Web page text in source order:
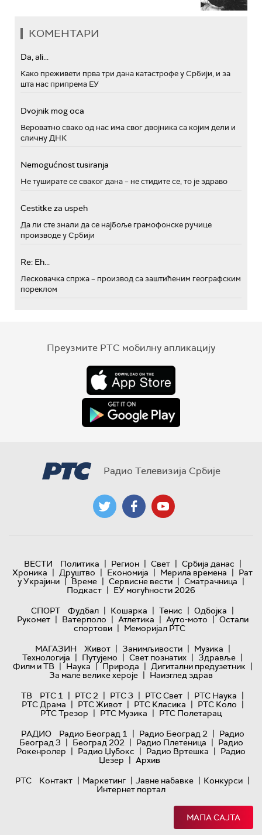
КОМЕНТАРИ
Da, ali...
Како преживети прва три дана катастрофе у Србији, и за
шта нас припрема ЕУ
Dvojnik mog oca
Вероватно свако од нас има свог двојника са којим дели и
сличну ДНК
Nemogućnost tusiranja
Не туширате се сваког дана – не стидите се, то је здраво
Cestitke za uspeh
Да ли сте знали да се најбоље грамофонске ручице
производе у Србији
Re: Eh...
Лесковачка спржа – производ са заштићеним географским
пореклом
Преузмите РТС мобилну апликацију
Радио Телевизија Србије
ВЕСТИ Политика | Регион | Свет | Србија данас |
Хроника | Друштво | Економија | Мерила времена | Рат
у Украјини | Време | Сервисне вести | Сматрачница |
Подкаст | ЕУ могућности 2026
СПОРТ
Фудбал | Кошарка | Тенис | Одбојка |
Рукомет | Ватерполо | Атлетика | Ауто-мото | Остали
спортови | Меморијал РТС
МАГАЗИН
Живот | Занимљивости | Музика |
Технологијa | Путујемо | Свет познатих | Здравље |
Филм и ТВ | Наука | Природа | Дигитални предузетник |
За мале велике хероје | Наизглед здрав
ТВ
РТС 1 | РТС 2 | РТС 3 | РТС Свет | РТС Наука |
РТС Драма | РТС Живот | РТС Класика | РТС Коло |
РТС Трезор | РТС Музика | РТС Полетарац
РАДИО
Радио Београд 1 | Радио Београд 2 | Радио
Београд 3 | Београд 202 | Радио Плетеница | Радио
Рокенролер | Радио Џубокс | Радио Вртешка | Радио
Џезер | Архив
РТС
Контакт | Маркетинг | Јавне набавке | Конкурси |
Интернет портал
МАПА САЈТА